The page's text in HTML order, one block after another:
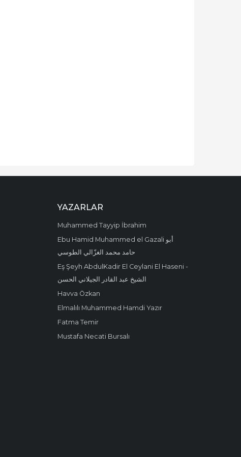
YAZARLAR
Muhammed Tayyip İbrahim
Ebu Hamid Muhammed el Gazali أبو
حامد محمد الغزّالي الطوسي
Eş Şeyh AbdulKadir El Ceylani El Haseni -
الشيخ عبد القادر الجيلاني الحسن
Havva Özkan
Elmalılı Muhammed Hamdi Yazır
Fatma Temir
Mustafa Necati Bursalı